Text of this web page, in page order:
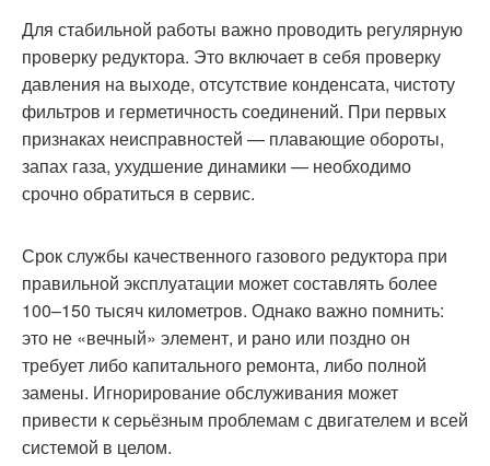
Для стабильной работы важно проводить регулярную
проверку редуктора. Это включает в себя проверку
давления на выходе, отсутствие конденсата, чистоту
фильтров и герметичность соединений. При первых
признаках неисправностей — плавающие обороты,
запах газа, ухудшение динамики — необходимо
срочно обратиться в сервис.
Срок службы качественного газового редуктора при
правильной эксплуатации может составлять более
100–150 тысяч километров. Однако важно помнить:
это не «вечный» элемент, и рано или поздно он
требует либо капитального ремонта, либо полной
замены. Игнорирование обслуживания может
привести к серьёзным проблемам с двигателем и всей
системой в целом.